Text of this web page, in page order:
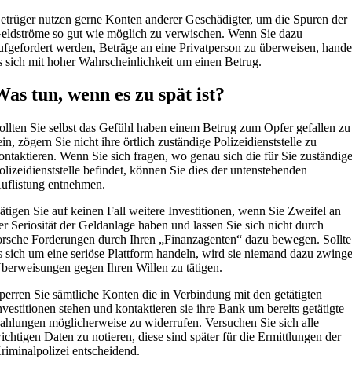
nutzen gerne Konten anderer Geschädigter, um die Spuren der
so gut wie möglich zu verwischen. Wenn Sie dazu
werden, Beträge an eine Privatperson zu überweisen,
sich mit hoher Wahrscheinlichkeit um einen Betrug.
tun, wenn es zu spät ist?
Sie selbst das Gefühl haben einem Betrug zum Opfer gefallen zu
zögern Sie nicht ihre örtlich zuständige Polizeidienststelle zu
Wenn Sie sich fragen, wo genau sich die für Sie
befindet, können Sie dies der untenstehenden
entnehmen.
Sie auf keinen Fall weitere Investitionen, wenn Sie Zweifel an
Seriosität der Geldanlage haben und lassen Sie sich nicht durch
Forderungen durch Ihren „Finanzagenten“ dazu bewegen. Sollte
sich um eine seriöse Plattform handeln, wird sie niemand dazu
gegen Ihren Willen zu tätigen.
Sie sämtliche Konten die in Verbindung mit den getätigten
stehen und kontaktieren sie ihre Bank um bereits getätigte
möglicherweise zu widerrufen. Versuchen Sie sich alle
Daten zu notieren, diese sind später für die Ermittlungen der
entscheidend.